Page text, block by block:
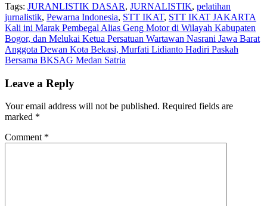
Tags: JURANLISTIK DASAR, JURNALISTIK, pelatihan
jurnalistik, Pewarna Indonesia, STT IKAT, STT IKAT JAKARTA
Post
navigation
Kali ini Marak Pembegal Alias Geng Motor di Wilayah Kabupaten
Bogor, dan Melukai Ketua Persatuan Wartawan Nasrani Jawa Barat
Anggota Dewan Kota Bekasi, Murfati Lidianto Hadiri Paskah
Bersama BKSAG Medan Satria
Leave a Reply
Your email address will not be published. Required fields are
marked *
Comment *